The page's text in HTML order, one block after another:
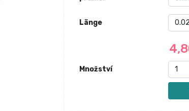
Länge
Množství